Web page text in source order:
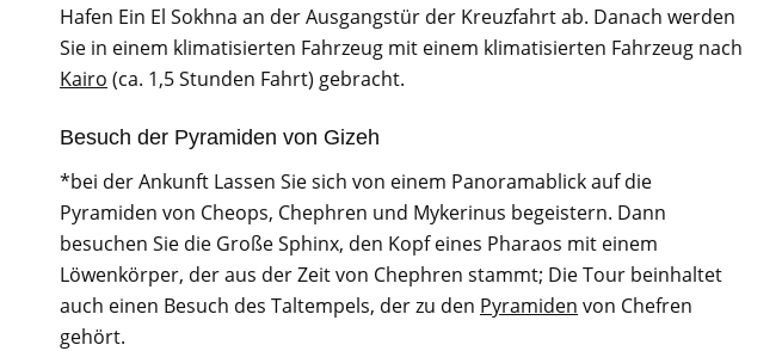
Hafen Ein El Sokhna an der Ausgangstür der Kreuzfahrt ab. Danach werden
Sie in einem klimatisierten Fahrzeug mit einem klimatisierten Fahrzeug nach
Kairo (ca. 1,5 Stunden Fahrt) gebracht.
Besuch der Pyramiden von Gizeh
*bei der Ankunft Lassen Sie sich von einem Panoramablick auf die
Pyramiden von Cheops, Chephren und Mykerinus begeistern. Dann
besuchen Sie die Große Sphinx, den Kopf eines Pharaos mit einem
Löwenkörper, der aus der Zeit von Chephren stammt; Die Tour beinhaltet
auch einen Besuch des Taltempels, der zu den Pyramiden von Chefren
gehört.